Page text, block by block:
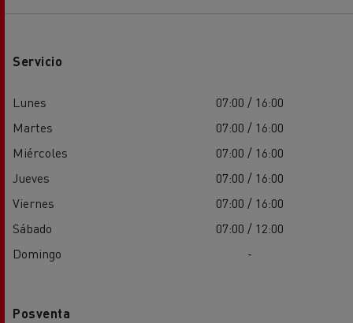
Servicio
Lunes
07:00 / 16:00
Martes
07:00 / 16:00
Miércoles
07:00 / 16:00
Jueves
07:00 / 16:00
Viernes
07:00 / 16:00
Sábado
07:00 / 12:00
Domingo
-
Posventa